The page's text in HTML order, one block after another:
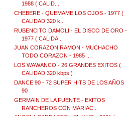
1988 ( CALID...
CHEBERE - QUEMAME LOS OJOS - 1977 (
CALIDAD 320 k...
RUBENCITO DAMOLI - EL DISCO DE ORO -
1977 ( CALIDA...
JUAN CORAZON RAMON - MUCHACHO
TODO CORAZON - 1985 ...
LOS WAWANCO - 26 GRANDES EXITOS (
CALIDAD 320 kbps )
DANCE 90 - 72 SUPER HITS DE LOS AÑOS
90
GERMAIN DE LA FUENTE - EXITOS
RANCHEROS CON MARIAC...